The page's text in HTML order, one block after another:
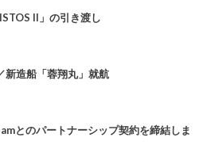
II」の引き渡し
新造船「蓉翔丸」就航
とのパートナーシップ契約を締結しま